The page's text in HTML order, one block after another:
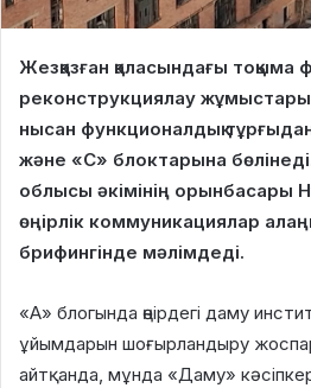
Жезқазған қаласындағы тоқыма
реконструкциялау жұмыстары
нысан функционалдық
және «С» блоктарына
облысы әкімінің орынбасары
өңірлік коммуникациялар
брифингінде мәлімдеді.
«А» блогында өңірдегі даму
ұйымдарын шоғырландыру
айтқанда, мұнда «Даму»